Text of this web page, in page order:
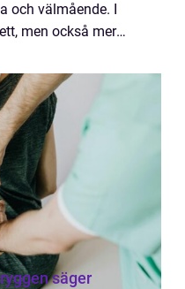
och välmående. I
men också mer
mjukar upp